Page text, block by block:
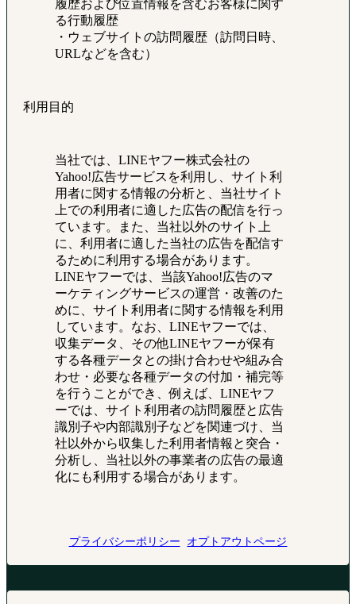
履歴および位置情報を含むお客様に関す
る行動履歴
・ウェブサイトの訪問履歴（訪問日時、
URLなどを含む）
利用目的
当社では、LINEヤフー株式会社の
Yahoo!広告サービスを利用し、サイト利
用者に関する情報の分析と、当社サイト
上での利用者に適した広告の配信を行っ
ています。また、当社以外のサイト上
に、利用者に適した当社の広告を配信す
るために利用する場合があります。
LINEヤフーでは、当該Yahoo!広告のマ
ーケティングサービスの運営・改善のた
めに、サイト利用者に関する情報を利用
しています。なお、LINEヤフーでは、
収集データ、その他LINEヤフーが保有
する各種データとの掛け合わせや組み合
わせ・必要な各種データの付加・補完等
を行うことができ、例えば、LINEヤフ
ーでは、サイト利用者の訪問履歴と広告
識別子や内部識別子などを関連づけ、当
社以外から収集した利用者情報と突合・
分析し、当社以外の事業者の広告の最適
化にも利用する場合があります。
プライバシーポリシー オプトアウトページ